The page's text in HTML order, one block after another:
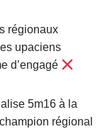
régionaux
upaciens
d’engagé
5m16 à la
régional